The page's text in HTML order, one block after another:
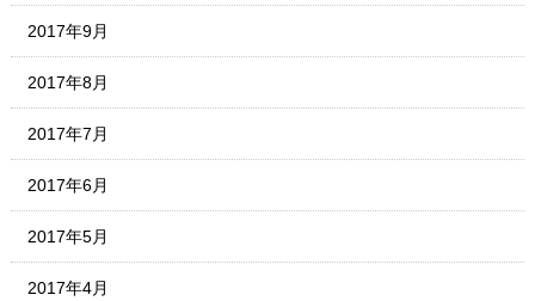
2017年9月
2017年8月
2017年7月
2017年6月
2017年5月
2017年4月